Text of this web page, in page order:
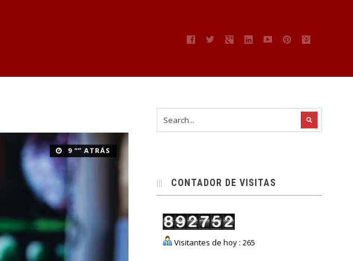
9 “” ATRÁS
CONTADOR DE VISITAS
Visitantes de hoy : 265